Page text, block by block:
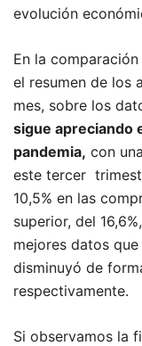
evolución
En la
el resumen de los
mes, sobre los
sigue apreciando
pandemia, con
este tercer
10,5% en las
superior, del
mejores datos
disminuyó de
respectivamente.
Si observamos la